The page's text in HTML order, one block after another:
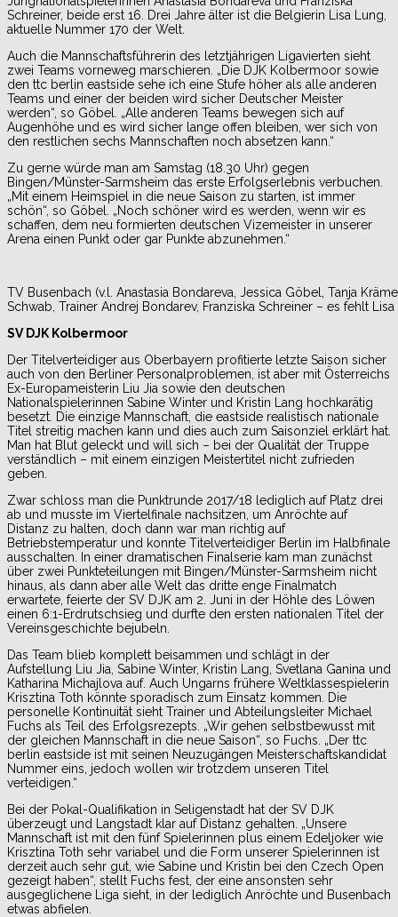
Schreiner, beide erst 16. Drei Jahre älter ist die Belgierin Lisa Lung,
aktuelle Nummer 170 der Welt.
Auch die Mannschaftsführerin des letztjährigen Ligavierten sieht
zwei Teams vorneweg marschieren. „Die DJK Kolbermoor sowie
den ttc berlin eastside sehe ich eine Stufe höher als alle anderen
Teams und einer der beiden wird sicher Deutscher Meister
werden“, so Göbel. „Alle anderen Teams bewegen sich auf
Augenhöhe und es wird sicher lange offen bleiben, wer sich von
den restlichen sechs Mannschaften noch absetzen kann.“
Zu gerne würde man am Samstag (18.30 Uhr) gegen
Bingen/Münster-Sarmsheim das erste Erfolgserlebnis verbuchen.
„Mit einem Heimspiel in die neue Saison zu starten, ist immer
schön“, so Göbel. „Noch schöner wird es werden, wenn wir es
schaffen, dem neu formierten deutschen Vizemeister in unserer
Arena einen Punkt oder gar Punkte abzunehmen.“
TV Busenbach (v.l. Anastasia Bondareva, Jessica Göbel, Tanja
Schwab, Trainer Andrej Bondarev, Franziska Schreiner – es fehlt Lisa
SV DJK Kolbermoor
Der Titelverteidiger aus Oberbayern profitierte letzte Saison sicher
auch von den Berliner Personalproblemen, ist aber mit Österreichs
Ex-Europameisterin Liu Jia sowie den deutschen
Nationalspielerinnen Sabine Winter und Kristin Lang hochkarätig
besetzt. Die einzige Mannschaft, die eastside realistisch nationale
Titel streitig machen kann und dies auch zum Saisonziel erklärt hat.
Man hat Blut geleckt und will sich – bei der Qualität der Truppe
verständlich – mit einem einzigen Meistertitel nicht zufrieden
geben.
Zwar schloss man die Punktrunde 2017/18 lediglich auf Platz drei
ab und musste im Viertelfinale nachsitzen, um Anröchte auf
Distanz zu halten, doch dann war man richtig auf
Betriebstemperatur und konnte Titelverteidiger Berlin im Halbfinale
ausschalten. In einer dramatischen Finalserie kam man zunächst
über zwei Punkteteilungen mit Bingen/Münster-Sarmsheim nicht
hinaus, als dann aber alle Welt das dritte enge Finalmatch
erwartete, feierte der SV DJK am 2. Juni in der Höhle des Löwen
einen 6:1-Erdrutschsieg und durfte den ersten nationalen Titel der
Vereinsgeschichte bejubeln.
Das Team blieb komplett beisammen und schlägt in der
Aufstellung Liu Jia, Sabine Winter, Kristin Lang, Svetlana Ganina und
Katharina Michajlova auf. Auch Ungarns frühere Weltklassespielerin
Krisztina Toth könnte sporadisch zum Einsatz kommen. Die
personelle Kontinuität sieht Trainer und Abteilungsleiter Michael
Fuchs als Teil des Erfolgsrezepts. „Wir gehen selbstbewusst mit
der gleichen Mannschaft in die neue Saison“, so Fuchs. „Der ttc
berlin eastside ist mit seinen Neuzugängen Meisterschaftskandidat
Nummer eins, jedoch wollen wir trotzdem unseren Titel
verteidigen.“
Bei der Pokal-Qualifikation in Seligenstadt hat der SV DJK
überzeugt und Langstadt klar auf Distanz gehalten. „Unsere
Mannschaft ist mit den fünf Spielerinnen plus einem Edeljoker wie
Krisztina Toth sehr variabel und die Form unserer Spielerinnen ist
derzeit auch sehr gut, wie Sabine und Kristin bei den Czech Open
gezeigt haben“, stellt Fuchs fest, der eine ansonsten sehr
ausgeglichene Liga sieht, in der lediglich Anröchte und Busenbach
etwas abfielen.